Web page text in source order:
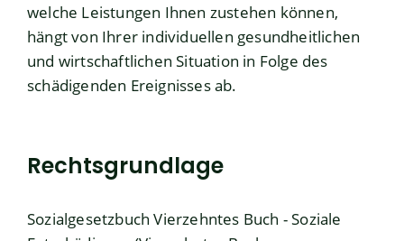
welche Leistungen Ihnen zustehen können,
hängt von Ihrer individuellen gesundheitlichen
und wirtschaftlichen Situation in Folge des
schädigenden Ereignisses ab.
Rechtsgrundlage
Sozialgesetzbuch Vierzehntes Buch - Soziale